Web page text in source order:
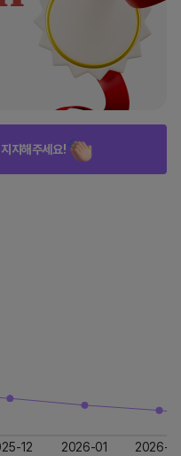
지해주세요!
12 2026-01 2026-